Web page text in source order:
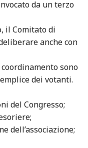
da un terzo
il Comitato di
anche con
sono
dei votanti.
del Congresso;
dell’associazione;